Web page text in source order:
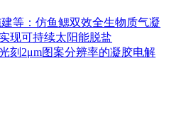
等：仿鱼鳃双效全生物质气凝
现可持续太阳能脱盐
刻2μm图案分辨率的凝胶电解